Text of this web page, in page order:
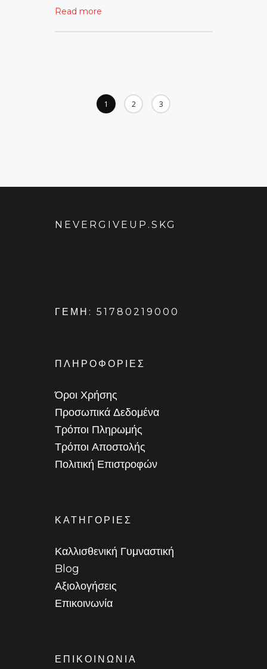
Read more
1 2 3
NEVERGIVEUP.SKG
ΓΕΜΗ: 51780219000
ΠΛΗΡΟΦΟΡΙΕΣ
Όροι Χρήσης
Προσωπικά Δεδομένα
Τρόποι Πληρωμής
Τρόποι Αποστολής
Πολιτική Επιστροφών
ΚΑΤΗΓΟΡΙΕΣ
Καλλισθενική Γυμναστική
Blog
Αξιολογήσεις
Επικοινωνία
ΕΠΙΚΟΙΝΩΝΙΑ